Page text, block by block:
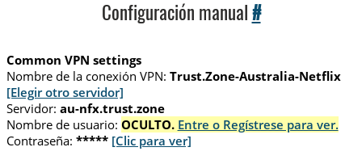
Configuración manual #
Common VPN settings
Nombre de la conexión VPN: Trust.Zone-Australia-Netflix
[Elegir otro servidor]
Servidor: au-nfx.trust.zone
Nombre de usuario: OCULTO. Entre o Regístrese para ver.
Contraseña: ***** [Clic para ver]